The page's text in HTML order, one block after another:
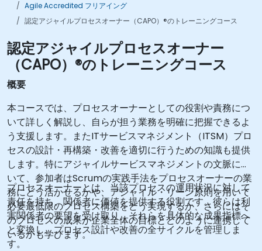
Agile Accredited フリアイング
認定アジャイルプロセスオーナー（CAPO）®のトレーニングコース
認定アジャイルプロセスオーナー
（CAPO）®のトレーニングコース
概要
本コースでは、プロセスオーナーとしての役割や責務につ
いて詳しく解説し、自らが担う業務を明確に把握できるよ
う支援します。またITサービスマネジメント（ITSM）プロ
セスの設計・再構築・改善を適切に行うための知識も提供
します。特にアジャイルサービスマネジメントの文脈にお
いて、参加者はScrumの実践手法をプロセスオーナーの業
務にどう活かせるかや、アジャイル・リーン原則を用いて
必要最低限のプロセス構築をどう実現するか、さらにはそ
のプロセスの成果が企業全体の目標とどのように連携して
いるかも学びます。
プロセスオーナーとは、当該プロセスの運用状況に対して
責任を持ち、関係者に価値を提供する役割です。彼らは利
害関係者の要望を受け取り、それらを具体的な成果指標へ
と変換し、プロセス設計や改善の全サイクルを管理しま
す。